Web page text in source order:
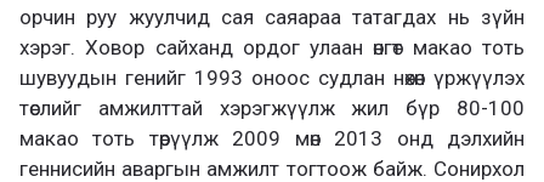
орчин руу жуулчид сая саяараа татагдах нь зүйн
хэрэг. Ховор сайханд ордог улаан өнгөт макао тоть
шувуудын генийг 1993 оноос судлан нөхөн үржүүлэх
төслийг амжилттай хэрэгжүүлж жил бүр 80-100
макао тоть төрүүлж 2009 мөн 2013 онд дэлхийн
геннисийн аваргын амжилт тогтоож байж. Сонирхол